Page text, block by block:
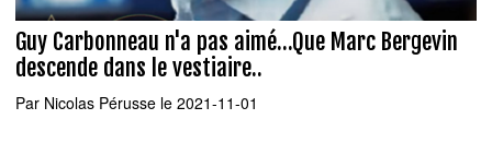
Guy Carbonneau n'a pas aimé...Que Marc Bergevin
descende dans le vestiaire..
Par Nicolas Pérusse le 2021-11-01